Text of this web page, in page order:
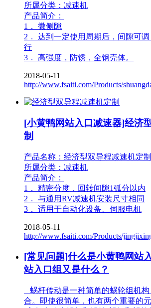
所属分类：减速机
产品简介：
1． 微侧隙
2． 达到一定使用周期后，间隙可
行
3． 高强度，防锈，全钢壳体。
2018-05-11
http://www.fsaiti.com/Products/
[小黄鸭网站入口减速器]经济
制
产品名称：经济型双导程减速机定制
所属分类：减速机
产品简介：
1． 精密分度，回转间隙1弧分以内
2． 与通用RV减速机安装尺寸相同
3． 适用于自动化设备、伺服电机
2018-05-11
http://www.fsaiti.com/Products/
[常见问题]什么是小黄鸭网站
站入口组又是什么？
蜗杆传动是一种简单的蜗轮组机
合。即使很简单，也有两个重要的